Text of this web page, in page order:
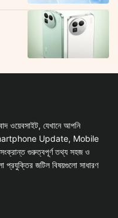
ওয়েবসাইট, যেখানে আপনি
Update, Mobile
গুরুত্বপূর্ণ তথ্য সহজ ও
প্রযুক্তির জটিল বিষয়গুলো সাধারণ